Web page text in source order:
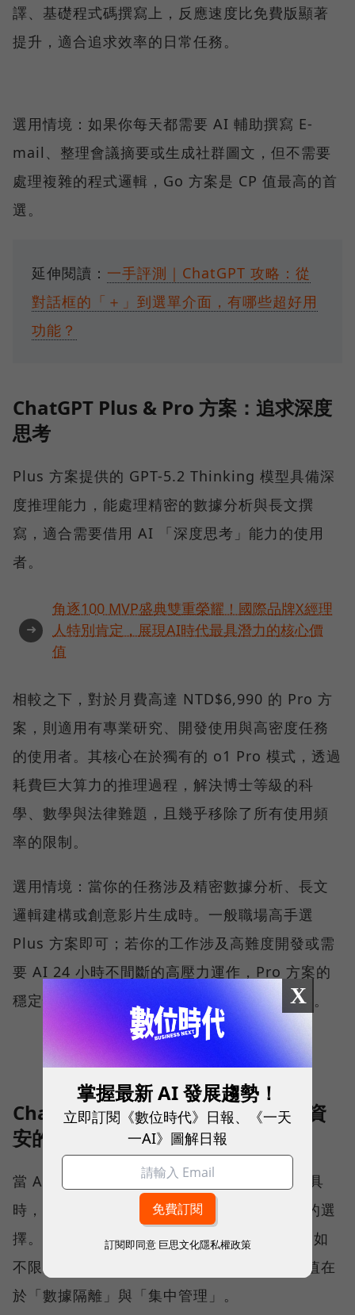
譯、基礎程式碼撰寫上，反應速度比免費版顯著
提升，適合追求效率的日常任務。
選用情境：如果你每天都需要 AI 輔助撰寫 E-
mail、整理會議摘要或生成社群圖文，但不需要
處理複雜的程式邏輯，Go 方案是 CP 值最高的首
選。
延伸閱讀： 一手評測｜ChatGPT 攻略：從
對話框的「＋」到選單介面，有哪些超好用
功能？
ChatGPT Plus & Pro 方案：追求深度
思考
Plus 方案提供的 GPT-5.2 Thinking 模型具備深
度推理能力，能處理精密的數據分析與長文撰
寫，適合需要借用 AI 「深度思考」能力的使用
者。
➜
角逐100 MVP盛典雙重榮耀！國際品牌X經理
人特別肯定，展現AI時代最具潛力的核心價
值
相較之下，對於月費高達 NTD$6,990 的 Pro 方
案，則適用有專業研究、開發使用與高密度任務
的使用者。其核心在於獨有的 o1 Pro 模式，透過
耗費巨大算力的推理過程，解決博士等級的科
學、數學與法律難題，且幾乎移除了所有使用頻
率的限制。
選用情境：當你的任務涉及精密數據分析、長文
邏輯建構或創意影片生成時。一般職場高手選
Plus 方案即可；若你的工作涉及高難度開發或需
要 AI 24 小時不間斷的高壓力運作，Pro 方案的
穩定性與無限制的訊息使用額度將是你的首選。
ChatGPT 企業級方案：組織協作與資
安的最強防線
當 AI 從個人工具轉變為組織需共同使用的工具
時，Business 或 Enterprise 方案就是唯一的選
擇。這兩者除了提供更強大的模型存取權外（如
不限次使用 GPT-5 傳送訊息），最核心的價值在
於「數據隔離」與「集中管理」。
X
掌握最新 AI 發展趨勢！
立即訂閱《數位時代》日報、《一天
一AI》圖解日報
訂閱即同意 巨思文化隱私權政策